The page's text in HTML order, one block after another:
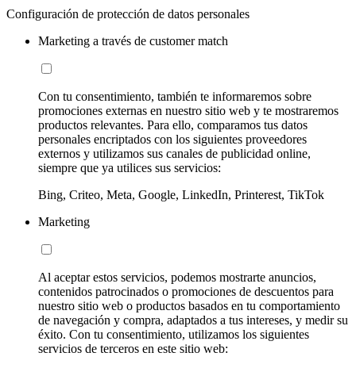
Configuración de protección de datos personales
Marketing a través de customer match
Con tu consentimiento, también te informaremos sobre
promociones externas en nuestro sitio web y te mostraremos
productos relevantes. Para ello, comparamos tus datos
personales encriptados con los siguientes proveedores
externos y utilizamos sus canales de publicidad online,
siempre que ya utilices sus servicios:
Bing, Criteo, Meta, Google, LinkedIn, Printerest, TikTok
Marketing
Al aceptar estos servicios, podemos mostrarte anuncios,
contenidos patrocinados o promociones de descuentos para
nuestro sitio web o productos basados en tu comportamiento
de navegación y compra, adaptados a tus intereses, y medir su
éxito. Con tu consentimiento, utilizamos los siguientes
servicios de terceros en este sitio web: